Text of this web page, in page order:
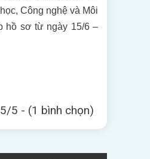
Công nghệ và Môi
hồ sơ từ ngày 15/6 –
5/5 - (1 bình chọn)